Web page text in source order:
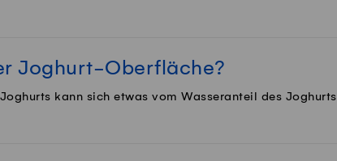
Joghurt-Oberfläche?
kann sich etwas vom Wasseranteil des